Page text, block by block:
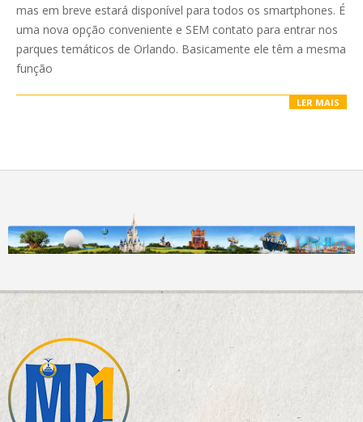
mas em breve estará disponível para todos os smartphones. É
uma nova opção conveniente e SEM contato para entrar nos
parques temáticos de Orlando. Basicamente ele têm a mesma
função
LER MAIS